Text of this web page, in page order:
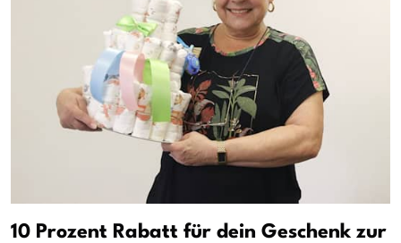
10 Prozent Rabatt für dein Geschenk zur